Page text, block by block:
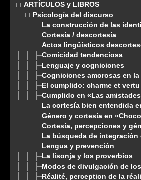
ARTÍCULOS y LIBROS
Psicología del discurso
La construcción de las
Cortesía / descortesía
Actos lingüísticos
Comicidad tendenciosa
Lenguaje y cogniciones
Cogniciones amorosas en la
El cumplido: charme et vertu
Cumplido en «Las amistades
La cortesía bien entendida
Género y cortesía en
Cortesía, percepciones y
La búsqueda de integración
Lengua y prevención
La lisonja y los proverbios
Modos de divulgación de
Réalité, perception de la